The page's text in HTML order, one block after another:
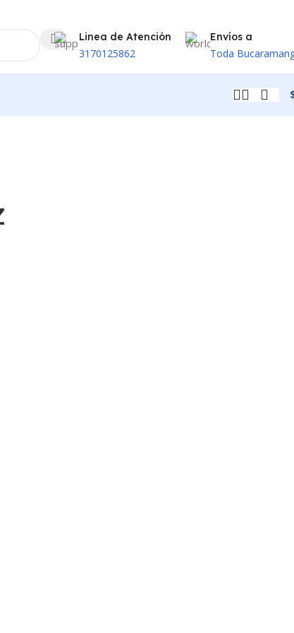
Linea de Atención
3170125862
Envíos a
Toda